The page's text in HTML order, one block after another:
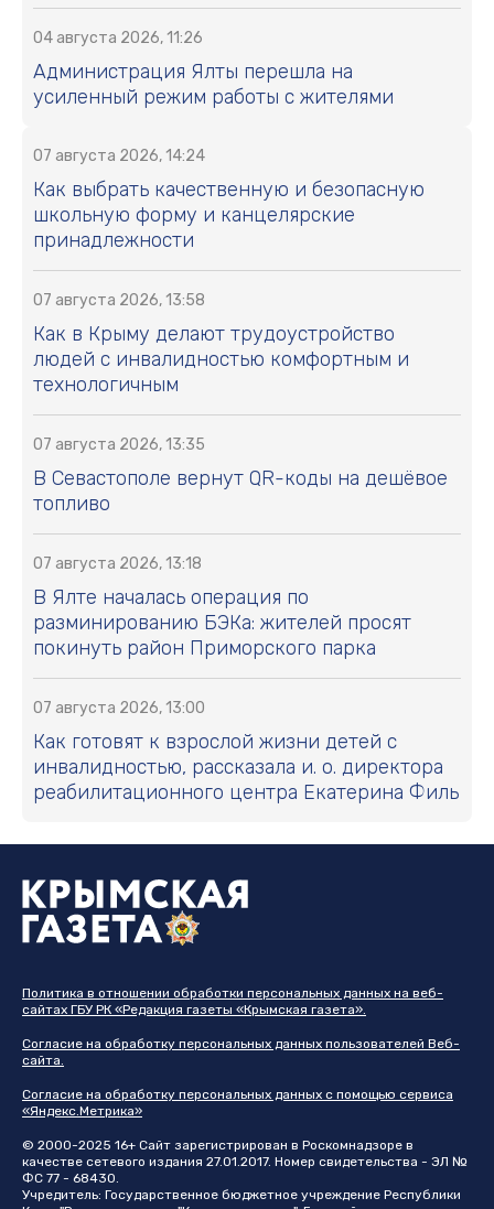
04 августа 2026, 11:26
Администрация Ялты перешла на
усиленный режим работы с жителями
07 августа 2026, 14:24
Как выбрать качественную и безопасную
школьную форму и канцелярские
принадлежности
07 августа 2026, 13:58
Как в Крыму делают трудоустройство
людей с инвалидностью комфортным и
технологичным
07 августа 2026, 13:35
В Севастополе вернут QR-коды на дешёвое
топливо
07 августа 2026, 13:18
В Ялте началась операция по
разминированию БЭКа: жителей просят
покинуть район Приморского парка
07 августа 2026, 13:00
Как готовят к взрослой жизни детей с
инвалидностью, рассказала и. о. директора
реабилитационного центра Екатерина Филь
Политика в отношении обработки персональных данных на веб-
сайтах ГБУ РК «Редакция газеты «Крымская газета».
Согласие на обработку персональных данных пользователей Веб-
сайта.
Согласие на обработку персональных данных с помощью сервиса
«Яндекс.Метрика»
© 2000-2025 16+ Сайт зарегистрирован в Роскомнадзоре в
качестве сетевого издания 27.01.2017. Номер свидетельства - ЭЛ №
ФС 77 - 68430.
Учредитель: Государственное бюджетное учреждение Республики